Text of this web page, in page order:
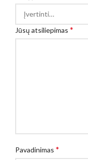
Jūsų atsiliepimas *
Pavadinimas *